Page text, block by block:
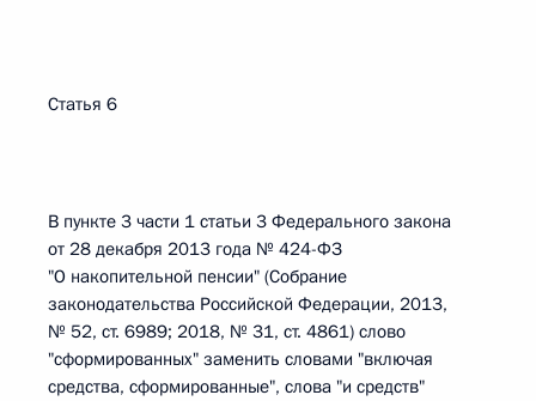
Статья 6
В пункте 3 части 1 статьи 3 Федерального закона
от 28 декабря 2013 года № 424-ФЗ
"О накопительной пенсии" (Собрание
законодательства Российской Федерации, 2013,
№ 52, ст. 6989; 2018, № 31, ст. 4861) слово
"сформированных" заменить словами "включая
средства, сформированные", слова "и средств"